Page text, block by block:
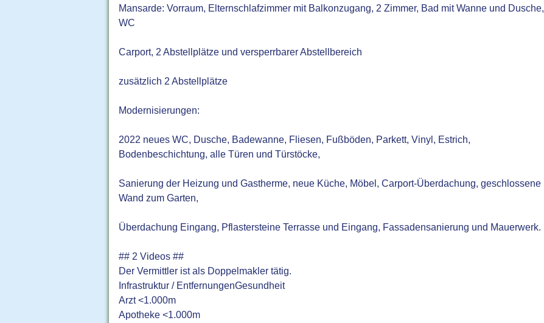
Mansarde: Vorraum, Elternschlafzimmer mit Balkonzugang, 2 Zimmer, Bad mit Wanne und Dusche,
WC
Carport, 2 Abstellplätze und versperrbarer Abstellbereich
zusätzlich 2 Abstellplätze
Modernisierungen:
2022 neues WC, Dusche, Badewanne, Fliesen, Fußböden, Parkett, Vinyl, Estrich,
Bodenbeschichtung, alle Türen und Türstöcke,
Sanierung der Heizung und Gastherme, neue Küche, Möbel, Carport-Überdachung, geschlossene
Wand zum Garten,
Überdachung Eingang, Pflastersteine Terrasse und Eingang, Fassadensanierung und Mauerwerk.
## 2 Videos ##
Der Vermittler ist als Doppelmakler tätig.
Infrastruktur / EntfernungenGesundheit
Arzt <1.000m
Apotheke <1.000m